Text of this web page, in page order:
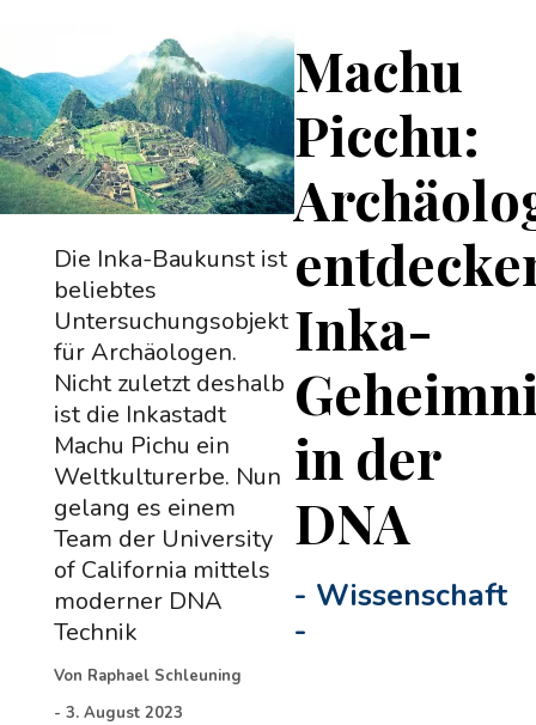
Machu
Picchu:
Inka-
in der
DNA
- Wissenschaft
-
Die Inka-Baukunst ist
beliebtes
Untersuchungsobjekt
für Archäologen.
Nicht zuletzt deshalb
ist die Inkastadt
Machu Pichu ein
Weltkulturerbe. Nun
gelang es einem
Team der University
of California mittels
moderner DNA
Technik
Von Raphael Schleuning
- 3. August 2023